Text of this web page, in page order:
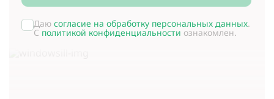
Даю согласие на обработку персональных данных.
С политикой конфиденциальности ознакомлен.